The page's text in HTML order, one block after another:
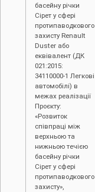
басейну річки
Сірет у сфері
протипаводкового
захисту Renault
Duster або
еквівалент (ДК
021:2015:
34110000-1 Легкові
автомобілі) в
межах реалізації
Проєкту:
«Розвиток
співпраці між
верхньою та
нижньою течією
басейну річки
Сірет у сфері
протипаводкового
захисту»,